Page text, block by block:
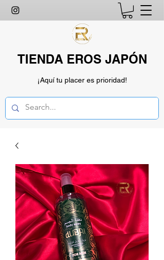
TIENDA EROS JAPÓN
¡Aquí tu placer es prioridad!